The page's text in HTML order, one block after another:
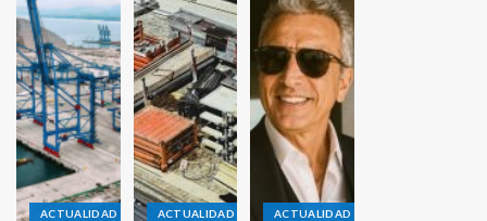
ACTUALIDAD ACTUALIDAD ACTUALIDAD